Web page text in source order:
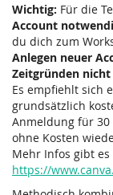
Wichtig: Für die
Account
du dich zum
Anlegen neuer
Zeitgründen
Es empfiehlt sich
grundsätzlich
Anmeldung für 30
ohne Kosten
Mehr Infos gibt
https://